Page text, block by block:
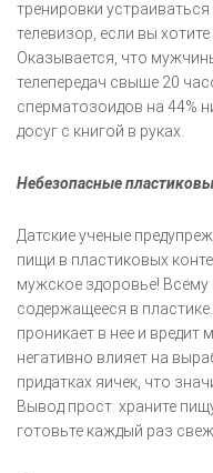
тренировки
телевизор, если вы
Оказывается, что
телепередач свыше 20
сперматозоидов на 44%
досуг с книгой в руках.
Небезопасные
Датские ученые
пищи в пластиковых
мужское здоровье!
содержащееся в
проникает в нее и
негативно влияет на
придатках яичек, что
Вывод прост: храните
готовьте каждый раз